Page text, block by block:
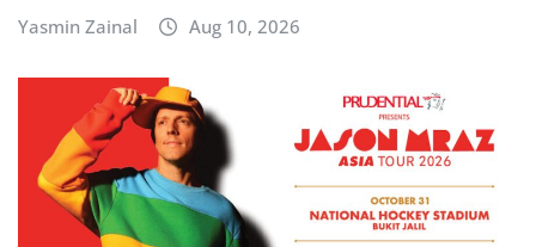
Yasmin Zainal Aug 10, 2026